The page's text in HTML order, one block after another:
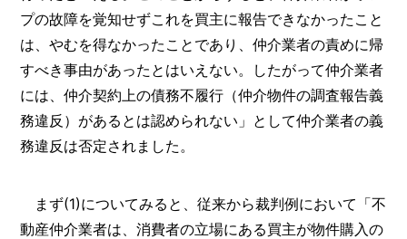
プの故障を覚知せずこれを買主に報告できなかったこと
は、やむを得なかったことであり、仲介業者の責めに帰
すべき事由があったとはいえない。したがって仲介業者
には、仲介契約上の債務不履行（仲介物件の調査報告義
務違反）があるとは認められない」として仲介業者の義
務違反は否定されました。
まず(1)についてみると、従来から裁判例において「不
動産仲介業者は、消費者の立場にある買主が物件購入の